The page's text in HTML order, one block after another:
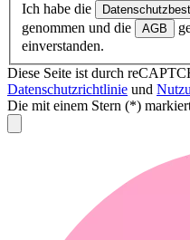
Ich habe die
genommen und die
AGB
einverstanden.
Diese Seite ist durch
Datenschutzrichtlinie und
Die mit einem Stern (*)